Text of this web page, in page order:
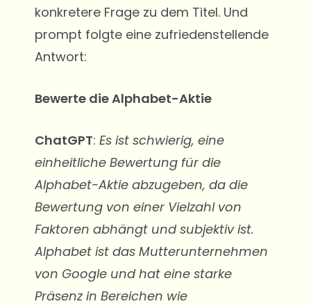
konkretere Frage zu dem Titel. Und
prompt folgte eine zufriedenstellende
Antwort:
Bewerte die Alphabet-Aktie
ChatGPT: Es ist schwierig, eine
einheitliche Bewertung für die
Alphabet-Aktie abzugeben, da die
Bewertung von einer Vielzahl von
Faktoren abhängt und subjektiv ist.
Alphabet ist das Mutterunternehmen
von Google und hat eine starke
Präsenz in Bereichen wie